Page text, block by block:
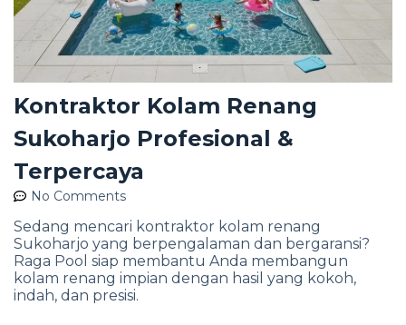
Kontraktor Kolam Renang
Sukoharjo Profesional &
Terpercaya
No Comments
Sedang mencari kontraktor kolam renang
Sukoharjo yang berpengalaman dan bergaransi?
Raga Pool siap membantu Anda membangun
kolam renang impian dengan hasil yang kokoh,
indah, dan presisi.